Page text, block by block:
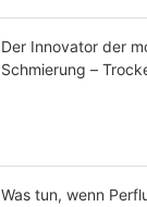
Der Innovator der
Schmierung –
Was tun, wenn